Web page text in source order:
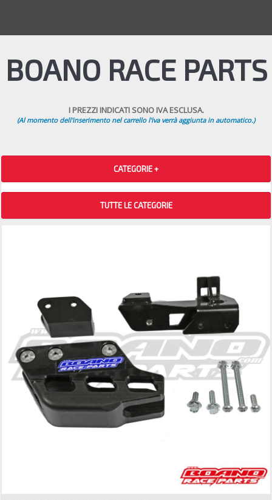
BOANO RACE PARTS
I PREZZI INDICATI SONO IVA ESCLUSA.
(Al momento dell'inserimento nel carrello l'iva verrà aggiunta in automatico.)
CATEGORIE +
TUTTE LE CATEGORIE